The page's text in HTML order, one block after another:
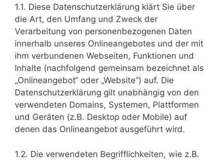
1.1. Diese Datenschutzerklärung klärt Sie über
die Art, den Umfang und Zweck der
Verarbeitung von personenbezogenen Daten
innerhalb unseres Onlineangebotes und der mit
ihm verbundenen Webseiten, Funktionen und
Inhalte (nachfolgend gemeinsam bezeichnet als
„Onlineangebot“ oder „Website“) auf. Die
Datenschutzerklärung gilt unabhängig von den
verwendeten Domains, Systemen, Plattformen
und Geräten (z.B. Desktop oder Mobile) auf
denen das Onlineangebot ausgeführt wird.
1.2. Die verwendeten Begrifflichkeiten, wie z.B.